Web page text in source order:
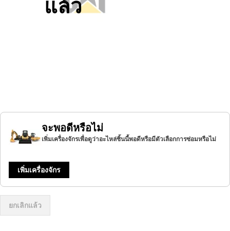
จะพอดีหรือไม่
เพิ่มเครื่องจักรเพื่อดูว่าอะไหล่ชิ้นนี้พอดีหรือมีตัวเลือกการซ่อมหรือไม่
เพิ่มเครื่องจักร
ยกเลิกแล้ว